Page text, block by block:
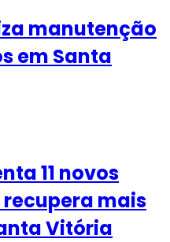
manutenção
em Santa
11 novos
mais
Vitória